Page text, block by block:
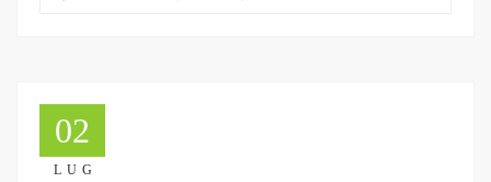
02
LUG